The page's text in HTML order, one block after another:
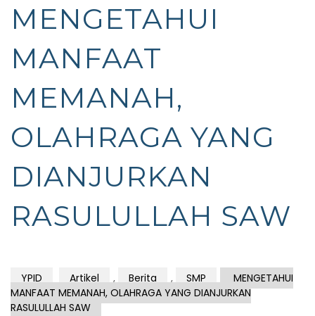
MENGETAHUI
MANFAAT
MEMANAH,
OLAHRAGA YANG
DIANJURKAN
RASULULLAH SAW
YPID Artikel , Berita , SMP
MENGETAHUI
MANFAAT MEMANAH, OLAHRAGA YANG DIANJURKAN
RASULULLAH SAW